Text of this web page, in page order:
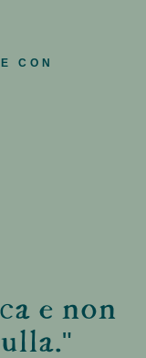
CON
e non